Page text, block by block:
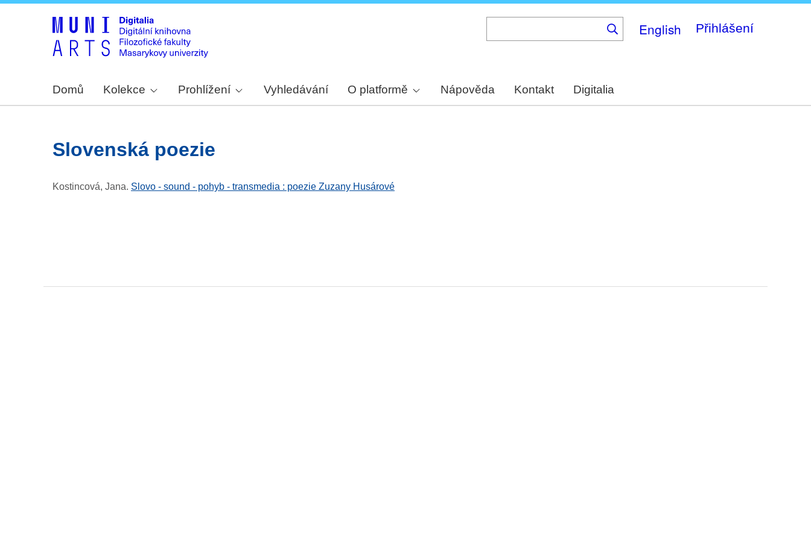
English Přihlášení
Domů Kolekce Prohlížení Vyhledávání O platformě Nápověda Kontakt Digitalia
slovenská poezie
Kostincová, Jana. Slovo - sound - pohyb - transmedia : poezie Zuzany Husárové